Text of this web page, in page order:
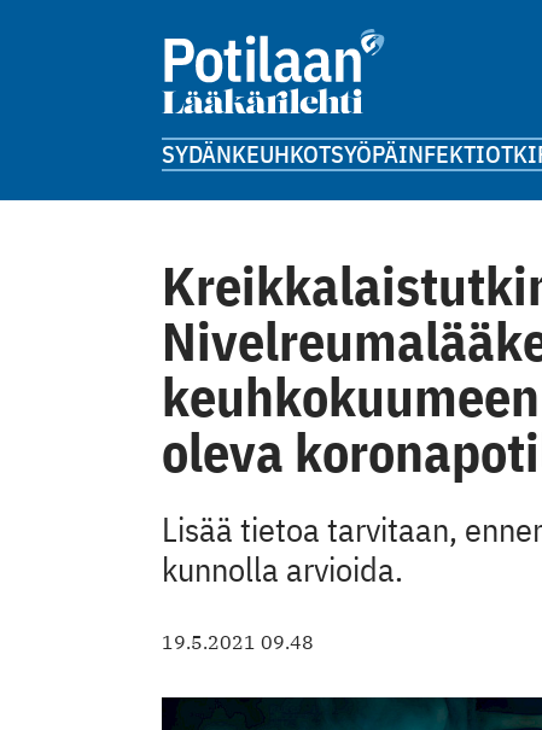
SYDÄNKEUHKOTSYÖPÄINFEKTIOT
oleva
Lisää tietoa tarvitaan,
kunnolla arvioida.
19.5.2021 09.48